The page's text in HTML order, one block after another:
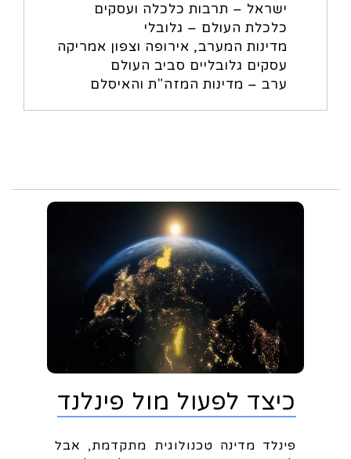
ישראל – תרבות כלכלה ועסקים
כלכלת העולם – גלובלי
מדינות המערב, אירופה וצפון אמריקה
עסקים גלובליים סביב העולם
ערב – מדינות המזה"ת והאיסלם
כיצד לפעול מול פינלנד
פינלד מדינה טכנולוגית מתקדמת, אבל